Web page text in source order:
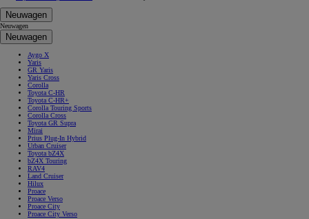
Neuwagen
Neuwagen
Neuwagen
Aygo X
Yaris
GR Yaris
Yaris Cross
Corolla
Toyota C-HR
Toyota C-HR+
Corolla Touring Sports
Corolla Cross
Toyota GR Supra
Mirai
Prius Plug-In Hybrid
Urban Cruiser
Toyota bZ4X
bZ4X Touring
RAV4
Land Cruiser
Hilux
Proace
Proace Verso
Proace City
Proace City Verso